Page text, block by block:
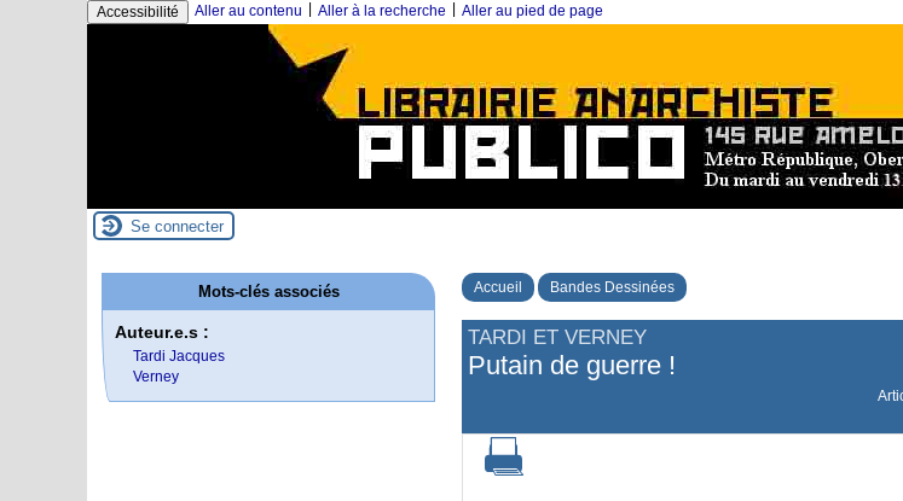
Accessibilité Aller au contenu Aller à la recherche Aller au pied de page
Se connecter
Accueil Bandes Dessinées
TARDI ET VERNEY
Putain de guerre !
Mots-clés associés
Auteur.e.s :
Tardi Jacques
Verney